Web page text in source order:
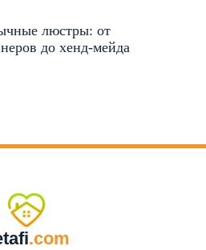
люстры: от
до хенд-мейда
.com